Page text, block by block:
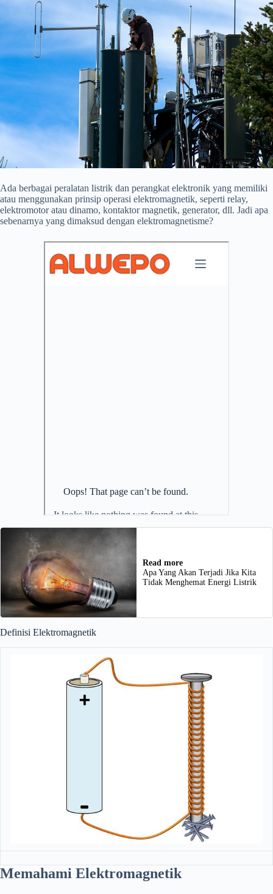
Ada berbagai peralatan listrik dan perangkat elektronik yang memiliki
atau menggunakan prinsip operasi elektromagnetik, seperti relay,
elektromotor atau dinamo, kontaktor magnetik, generator, dll. Jadi apa
sebenarnya yang dimaksud dengan elektromagnetisme?
Read more
Apa Yang Akan Terjadi Jika Kita
Tidak Menghemat Energi Listrik
Definisi Elektromagnetik
Memahami Elektromagnetik